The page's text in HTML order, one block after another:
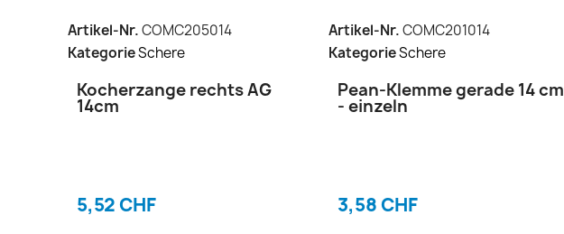
Artikel-Nr.COMC205014
KategorieSchere
Kocherzange rechts AG
14cm
5,52 CHF
Artikel-Nr.COMC201014
KategorieSchere
Pean-Klemme gerade 14 cm
- einzeln
3,58 CHF